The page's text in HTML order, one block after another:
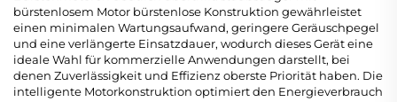
bürstenlosem Motor bürstenlose Konstruktion gewährleistet
einen minimalen Wartungsaufwand, geringere Geräuschpegel
und eine verlängerte Einsatzdauer, wodurch dieses Gerät eine
ideale Wahl für kommerzielle Anwendungen darstellt, bei
denen Zuverlässigkeit und Effizienz oberste Priorität haben. Die
intelligente Motorkonstruktion optimiert den Energieverbrauch